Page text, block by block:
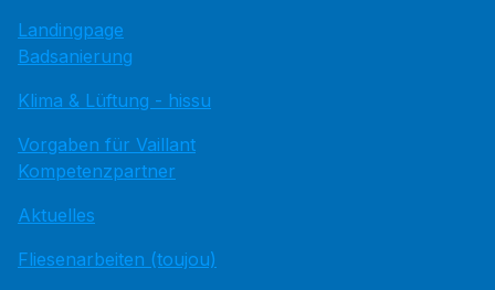
Landingpage
Badsanierung
Klima & Lüftung - hissu
Vorgaben für Vaillant
Kompetenzpartner
Aktuelles
Fliesenarbeiten (toujou)